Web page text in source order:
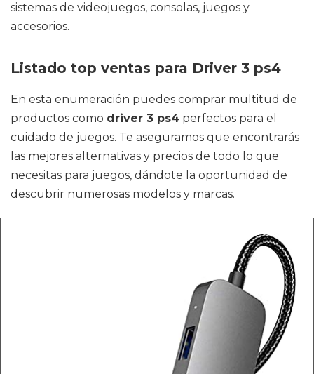
sistemas de videojuegos, consolas, juegos y
accesorios.
Listado top ventas para Driver 3 ps4
En esta enumeración puedes comprar multitud de
productos como driver 3 ps4 perfectos para el
cuidado de juegos. Te aseguramos que encontrarás
las mejores alternativas y precios de todo lo que
necesitas para juegos, dándote la oportunidad de
descubrir numerosas modelos y marcas.